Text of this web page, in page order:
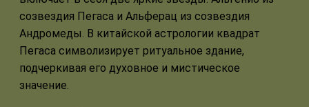
созвездия Пегаса и Альферац из созвездия
Андромеды. В китайской астрологии квадрат
Пегаса символизирует ритуальное здание,
подчеркивая его духовное и мистическое
значение.